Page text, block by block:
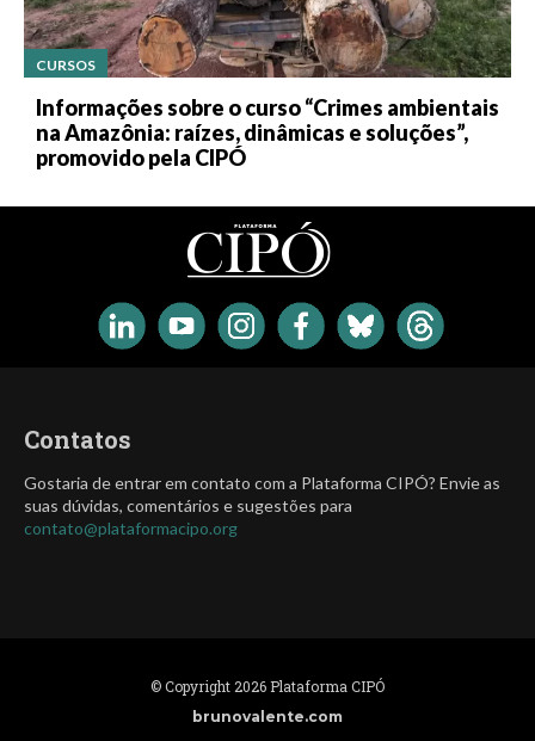
CURSOS
Informações sobre o curso “Crimes ambientais
na Amazônia: raízes, dinâmicas e soluções”,
promovido pela CIPÓ
Contatos
Gostaria de entrar em contato com a Plataforma CIPÓ? Envie as
suas dúvidas, comentários e sugestões para
contato@plataformacipo.org
© Copyright 2026 Plataforma CIPÓ
brunovalente.com